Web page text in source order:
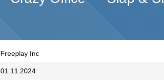
Freeplay Inc
01.11.2024